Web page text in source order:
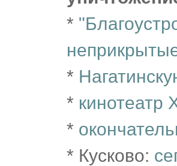
*
*
* кинотеатр
*
* Кусково: